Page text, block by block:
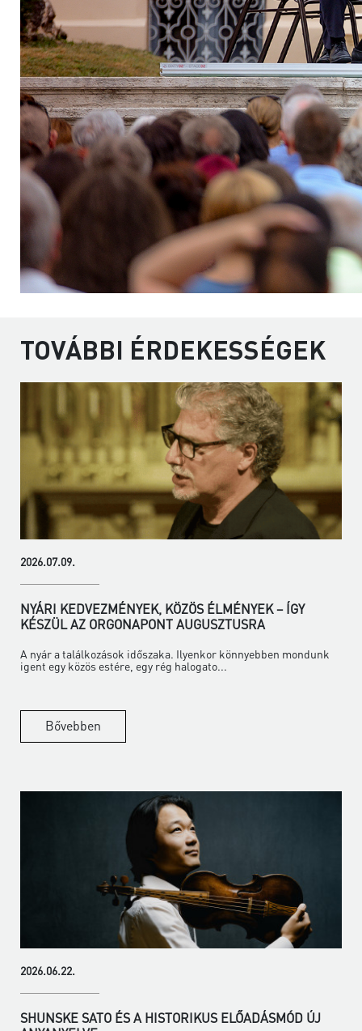
TOVÁBBI ÉRDEKESSÉGEK
2026.07.09.
NYÁRI KEDVEZMÉNYEK, KÖZÖS ÉLMÉNYEK – ÍGY
KÉSZÜL AZ ORGONAPONT AUGUSZTUSRA
A nyár a találkozások időszaka. Ilyenkor könnyebben mondunk
igent egy közös estére, egy rég halogato...
Bővebben
2026.06.22.
SHUNSKE SATO ÉS A HISTORIKUS ELŐADÁSMÓD ÚJ